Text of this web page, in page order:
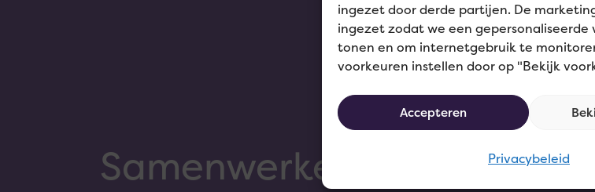
ingezet door derde partijen. De
ingezet zodat we een gepersonaliseerde
tonen en om internetgebruik te
voorkeuren instellen door op "Bekijk
Accepteren
Privacybeleid
Samenwerken?